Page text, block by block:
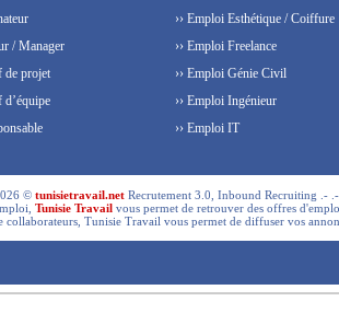
/ Manager
de projet
d’équipe
›› Emploi Esthétique / Coiffure
›› Emploi Freelance
›› Emploi Génie Civil
›› Emploi Ingénieur
›› Emploi IT
©tunisietravail.net Recrutement 3.0, Inbound Recruiting .-
Tunisie Travail vous permet de retrouver des offres
collaborateurs, Tunisie Travail vous permet de diffuser vos